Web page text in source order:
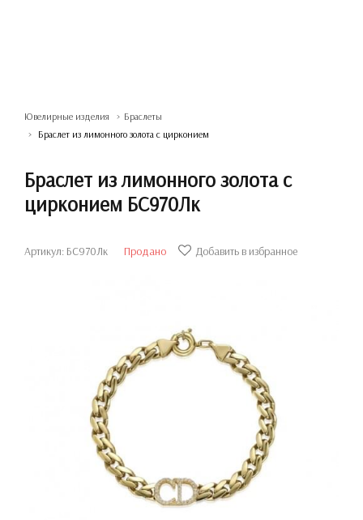
Ювелирные изделия
Браслеты
Браслет из лимонного золота с цирконием
Браслет из лимонного золота с
цирконием БС970Лк
Артикул: БС970Лк Продано Добавить в избранное